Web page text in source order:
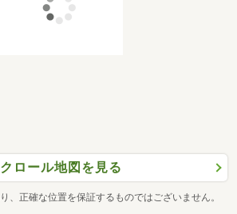
ロール地図を見る
、正確な位置を保証するものではございません。